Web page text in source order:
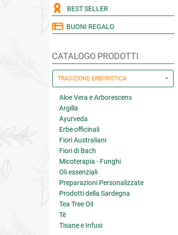
BEST SELLER
BUONI REGALO
CATALOGO PRODOTTI
TRADIZIONE ERBORISTICA
Aloe Vera e Arborescens
Argilla
Ayurveda
Erbe officinali
Fiori Australiani
Fiori di Bach
Micoterapia - Funghi
Oli essenziali
Preparazioni Personalizzate
Prodotti della Sardegna
Tea Tree Oil
Tè
Tisane e Infusi